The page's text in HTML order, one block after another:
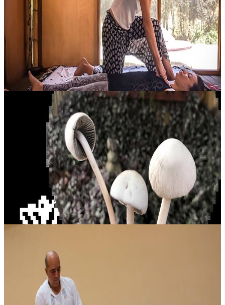
Una serata speciale dedicata alla connessione, all’espressione e
all’energia femminile condivisa, in programma venerdì 6 marzo
2015 a partire dalle 19:30. L’incontro accoglie le partecipanti in
un’atm...
25,00 USD
Contatta l'organizzatore per le date disponibili
Quito, Ecuador
Trattamento con campane tibetane
Lasciati avvolgere da un’esperienza profondamente rigenerante, in
cui le campane tibetane accompagnano dolcemente verso uno stato
di calma, equilibrio e rinnovamento. Questo trattamento è pensato
Contatta l'organizzatore per le date disponibili
Santa Elena, Ecuador
Massaggio con i piedi « Ashiatsu »
Questo ritiro formativo pratico è pensato per professionisti di
discipline terapeutiche affini e non richiede alcuna esperienza
precedente. Il Livello 1 prevede 12 ore di formazione e offre
un’introdu...